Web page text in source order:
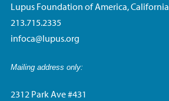
Lupus Foundation of America, California
213.715.2335
infoca@lupus.org
Mailing address only:
2312 Park Ave #431